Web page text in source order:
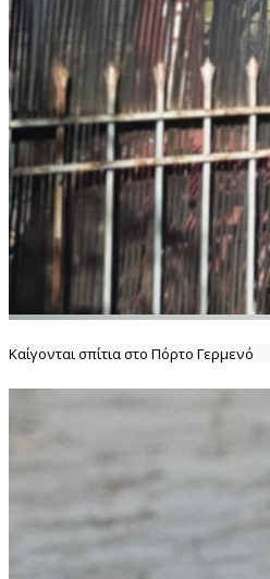
Καίγονται σπίτια στο Πόρτο Γερμενό